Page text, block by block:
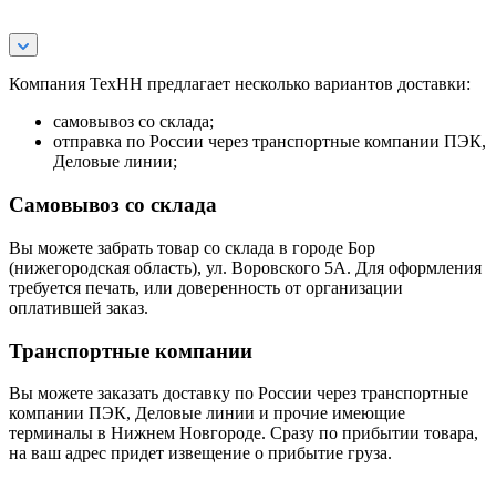
Компания ТехНН предлагает несколько вариантов доставки:
самовывоз со склада;
отправка по России через транспортные компании ПЭК,
Деловые линии;
Самовывоз со склада
Вы можете забрать товар со склада в городе Бор
(нижегородская область), ул. Воровского 5А. Для оформления
требуется печать, или доверенность от организации
оплатившей заказ.
Транспортные компании
Вы можете заказать доставку по России через транспортные
компании ПЭК, Деловые линии и прочие имеющие
терминалы в Нижнем Новгороде. Сразу по прибытии товара,
на ваш адрес придет извещение о прибытие груза.